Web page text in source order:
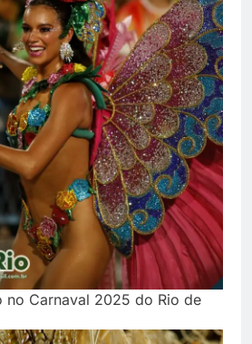
no Carnaval 2025 do Rio de